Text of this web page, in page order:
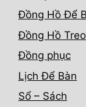
Đồng Hồ Để
Đồng Hồ
Đồng phục
Lịch Để Bàn
Sổ – Sách